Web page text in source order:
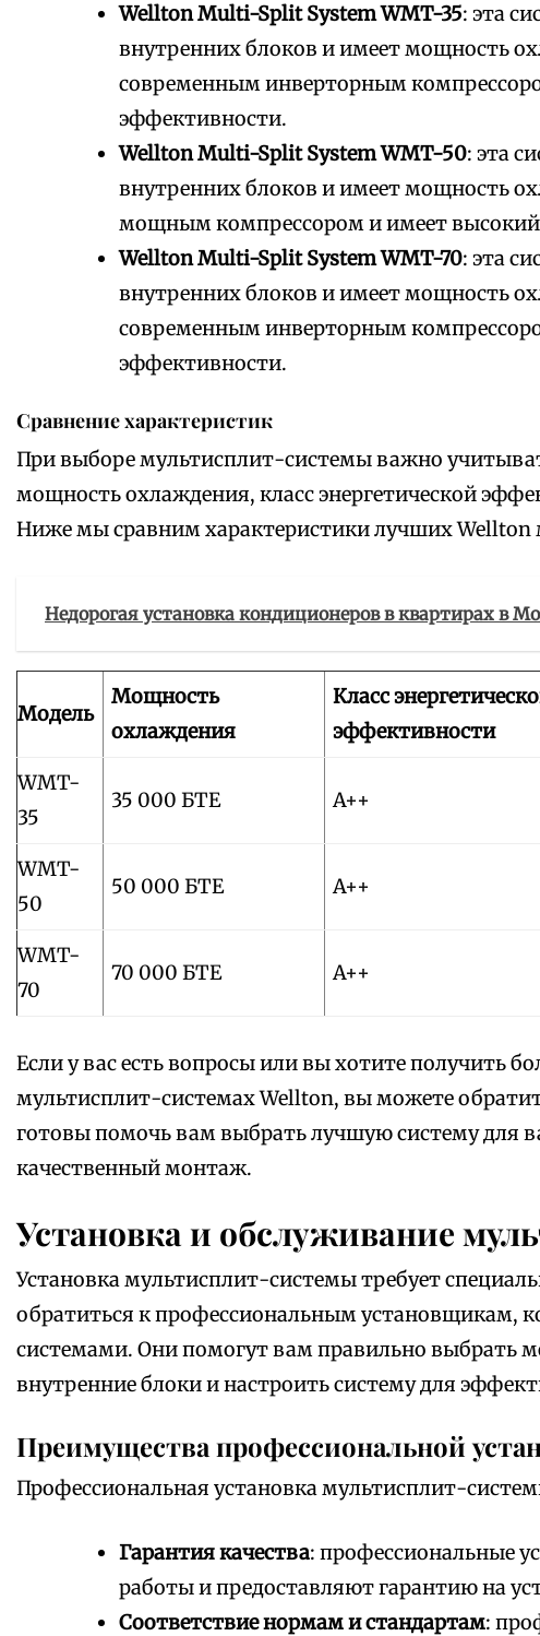
Wellton Multi-Split System WMT-35: эта
внутренних блоков и имеет мощность
современным инверторным
эффективности.
Wellton Multi-Split System WMT-50: эта
внутренних блоков и имеет мощность
мощным компрессором и имеет высокий
Wellton Multi-Split System WMT-70: эта
внутренних блоков и имеет мощность
современным инверторным
эффективности.
Сравнение характеристик
При выборе мультисплит-системы важно
мощность охлаждения, класс энергетической
Ниже мы сравним характеристики лучших Wellton
Недорогая установка кондиционеров в квартирах в
Модель
Мощность
охлаждения
Класс
эффективности
WMT-
35
35 000 БТЕ A++
WMT-
50
50 000 БТЕ A++
WMT-
70
70 000 БТЕ A++
Если у вас есть вопросы или вы хотите получить
мультисплит-системах Wellton, вы можете
готовы помочь вам выбрать лучшую систему для
качественный монтаж.
Установка и обслуживание
Установка мультисплит-системы требует
обратиться к профессиональным установщикам,
системами. Они помогут вам правильно выбрать
внутренние блоки и настроить систему для
Преимущества профессиональной
Профессиональная установка мультисплит-
Гарантия качества: профессиональные
работы и предоставляют гарантию на
Соответствие нормам и стандартам: